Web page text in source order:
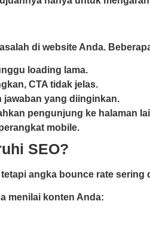
di website Anda.
loading lama.
CTA tidak jelas.
jawaban yang diinginkan.
pengunjung ke halaman
mobile.
SEO?
angka bounce rate sering
menilai konten Anda: